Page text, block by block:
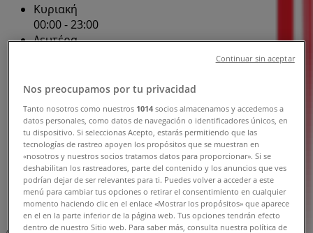
Κυριακή
00:00 - 23:00
Δευτέρα
00:00 - 23:00
00:00 - 23:00
Πέμπτη
00:00 - 23:00
Παρασκευή
00:00 - 23:00
Σάββατο
00:00 - 23:00
Nos preocupamos por tu privacidad
Tanto nosotros como nuestros 1014 socios almacenamos y accedemos a
datos personales, como datos de navegación o identificadores únicos, en
tu dispositivo. Si seleccionas Acepto, estarás permitiendo que las
tecnologías de rastreo apoyen los propósitos que se muestran en
«nosotros y nuestros socios tratamos datos para proporcionar». Si se
deshabilitan los rastreadores, parte del contenido y los anuncios que ves
podrían dejar de ser relevantes para ti. Puedes volver a acceder a este
menú para cambiar tus opciones o retirar el consentimiento en cualquier
momento haciendo clic en el enlace «Mostrar los propósitos» que aparece
en el en la parte inferior de la página web. Tus opciones tendrán efecto
dentro de nuestro Sitio web. Para saber más, consulta nuestra política de
Continuar sin aceptar